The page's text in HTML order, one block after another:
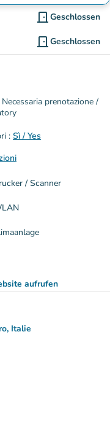
door_front Geschlossen
door_front Geschlossen
prenotazione /
: Sì / Yes
/ Scanner
aufrufen
(new tab)
Italie